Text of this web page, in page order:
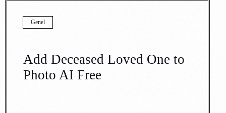
Genel
Add Deceased Loved One to
Photo AI Free